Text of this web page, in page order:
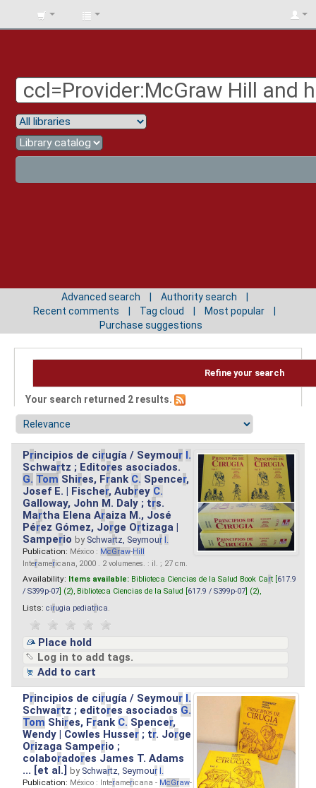
BIBLIOTECA
Advanced search
Authority search
Recent comments
Tag cloud
Most popular
Purchase suggestions
Refine your search
Your search returned 2 results.
Principios de cirugía / Seymour I.
Schwartz ; Editores asociados.
G. Tom Shires, Frank C. Spencer,
Josef E. | Fischer, Aubrey C.
Galloway, John M. Daly ; trs.
Martha Elena Araiza M., José
Pérez Gómez, Jorge Ortizaga |
Samperio by Schwartz, Seymour I.
Publication: México : McGraw-Hill
Interamericana, 2000 . 2 volumenes. : il. ; 27 cm.
Availability: Items available: Biblioteca Ciencias de la Salud Book Cart [ 617.9
/ S399p-07 ] (2), Biblioteca Ciencias de la Salud [ 617.9 / S399p-07 ] (2),
Lists: cirugia pediatrica
Place hold
Log in to add tags.
Add to cart
Principios de cirugía / Seymour I.
Schwartz ; editores asociados G.
Tom Shires, Frank C. Spencer,
Wendy | Cowles Husser ; tr. Jorge
Orizaga Samperio ;
colaboradores James T. Adams
... [et al.]by Schwartz, Seymour I.
Publication: México : Interamericana - McGraw-